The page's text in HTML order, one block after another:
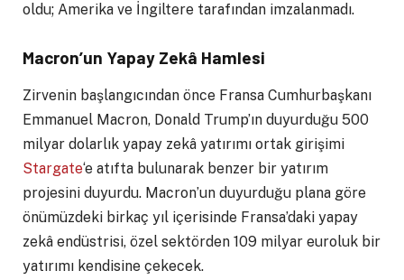
oldu; Amerika ve İngiltere tarafından imzalanmadı.
Macron’un Yapay Zekâ Hamlesi
Zirvenin başlangıcından önce Fransa Cumhurbaşkanı
Emmanuel Macron, Donald Trump’ın duyurduğu 500
milyar dolarlık yapay zekâ yatırımı ortak girişimi
Stargate‘e atıfta bulunarak benzer bir yatırım
projesini duyurdu. Macron’un duyurduğu plana göre
önümüzdeki birkaç yıl içerisinde Fransa’daki yapay
zekâ endüstrisi, özel sektörden 109 milyar euroluk bir
yatırımı kendisine çekecek.